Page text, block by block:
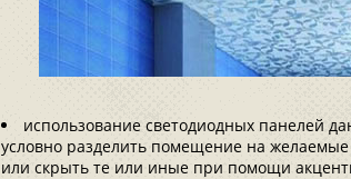
использование светодиодных панелей
условно разделить помещение на
или скрыть те или иные при помощи